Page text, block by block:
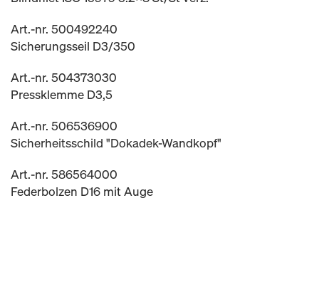
Art.-nr. 500492240
Sicherungsseil D3/350
Art.-nr. 504373030
Pressklemme D3,5
Art.-nr. 506536900
Sicherheitsschild "Dokadek-Wandkopf"
Art.-nr. 586564000
Federbolzen D16 mit Auge